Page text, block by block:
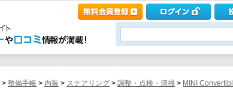
> 整備手帳 > 内装 > ステアリング > 調整・点検・清掃 > MINI